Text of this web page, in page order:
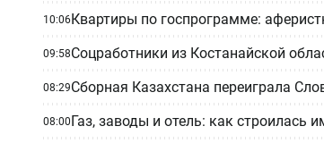
10:06Квартиры по госпрограмме:
09:58Соцработники из Костанайской
08:29Сборная Казахстана переиграла
08:00Газ, заводы и отель: как